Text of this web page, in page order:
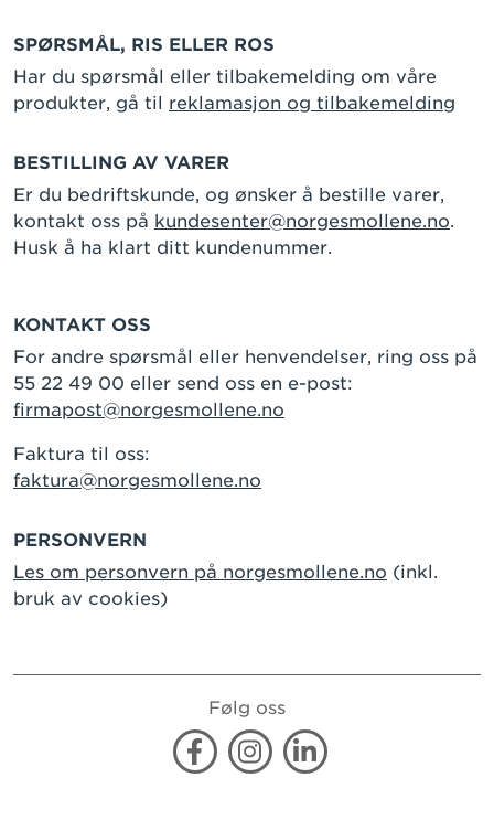
SPØRSMÅL, RIS ELLER ROS
Har du spørsmål eller tilbakemelding om våre
produkter, gå til reklamasjon og tilbakemelding
BESTILLING AV VARER
Er du bedriftskunde, og ønsker å bestille varer,
kontakt oss på kundesenter@norgesmollene.no.
Husk å ha klart ditt kundenummer.
KONTAKT OSS
For andre spørsmål eller henvendelser, ring oss på
55 22 49 00 eller send oss en e-post:
firmapost@norgesmollene.no
Faktura til oss:
faktura@norgesmollene.no
PERSONVERN
Les om personvern på norgesmollene.no (inkl.
bruk av cookies)
Følg oss
FacebookInstagramLinkedin